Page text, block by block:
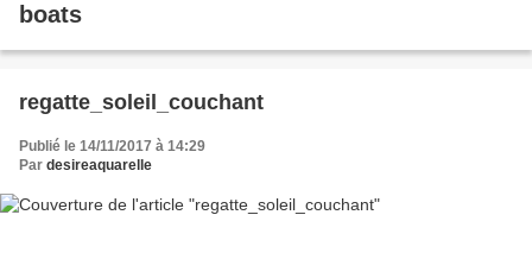
boats
regatte_soleil_couchant
Publié le 14/11/2017 à 14:29
Par desireaquarelle